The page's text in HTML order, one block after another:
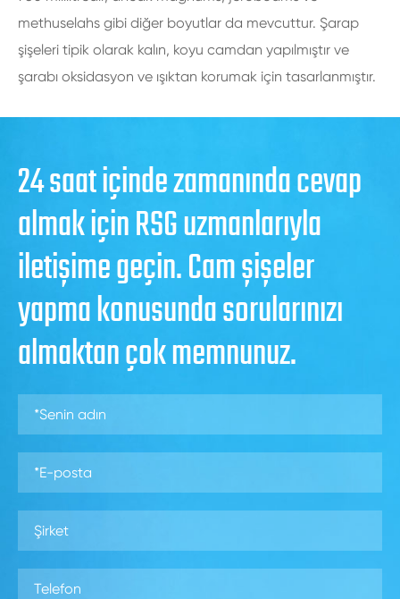
methuselahs gibi diğer boyutlar da mevcuttur. Şarap
şişeleri tipik olarak kalın, koyu camdan yapılmıştır ve
şarabı oksidasyon ve ışıktan korumak için tasarlanmıştır.
24 saat içinde zamanında cevap
almak için RSG uzmanlarıyla
iletişime geçin. Cam şişeler
yapma konusunda sorularınızı
almaktan çok memnunuz.